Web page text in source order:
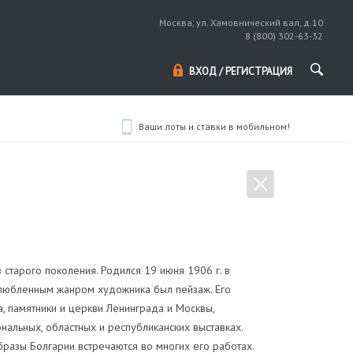
Москва, ул. Хамовнический вал, д.10
8 (800) 302-63-32
ВХОД / РЕГИСТРАЦИЯ
Ваши лоты и ставки в мобильном!
поколения. Родился 19 июня 1906 г. в
жанром художника был пейзаж. Его
памятники и церкви Ленинграда и Москвы,
областных и республиканских выставках.
Болгарии встречаются во многих его работах.